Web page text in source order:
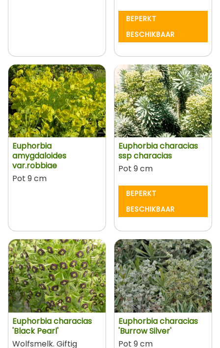
BEPERKT
BESCHIKBAAR
Euphorbia
amygdaloides
var.robbiae
Pot 9 cm
Euphorbia characias
ssp characias
Pot 9 cm
BEPERKT
BESCHIKBAAR
Euphorbia characias
'Black Pearl'
Wolfsmelk. Giftig
Euphorbia characias
'Burrow Silver'
Pot 9 cm